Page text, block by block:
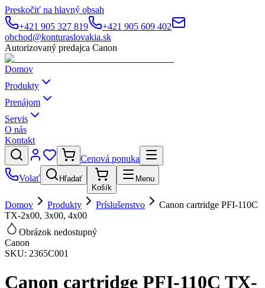
Preskočiť na hlavný obsah
+421 905 327 819
+421 905 609 402
obchod@konturaslovakia.sk
Autorizovaný predajca Canon
Domov
Produkty
Prenájom
Servis
O nás
Kontakt
Cenová ponuka
Volať
Hľadať
Košík
Menu
Domov Produkty Príslušenstvo
Canon cartridge PFI-110C
TX-2x00, 3x00, 4x00
Obrázok nedostupný
Canon
SKU: 2365C001
Canon cartridge PFI-110C TX-